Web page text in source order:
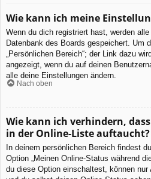
Wie kann ich meine
Wenn du dich registriert hast, werden
Datenbank des Boards gespeichert. Um
„Persönlichen Bereich“; der Link dazu
angezeigt, wenn du auf deinen
alle deine Einstellungen ändern.
Nach oben
Wie kann ich verhindern,
in der Online-Liste auftaucht?
In deinem persönlichen Bereich findest
Option „Meinen Online-Status während
du diese Option einschaltest, können nur